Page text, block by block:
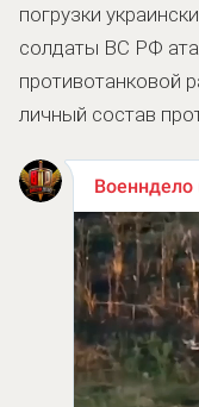
погрузки
солдаты ВС РФ
противотанковой
личный состав